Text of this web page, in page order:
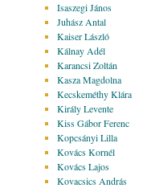
Isaszegi János
Juhász Antal
Kaiser László
Kálnay Adél
Karancsi Zoltán
Kasza Magdolna
Kecskeméthy Klára
Király Levente
Kiss Gábor Ferenc
Kopcsányi Lilla
Kovács Kornél
Kovács Lajos
Kovacsics András